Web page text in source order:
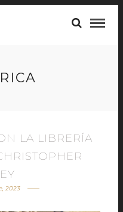
LA LIBRERÍA
2023